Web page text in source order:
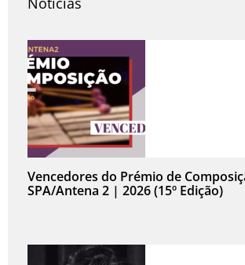
Vencedores do Prémio de
SPA/Antena 2 | 2026 (15º Edição)